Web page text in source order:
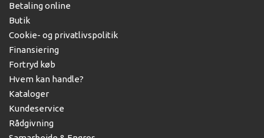
Betaling online
Butik
Cookie- og privatlivspolitik
Finansiering
Fortryd køb
Hvem kan handle?
Kataloger
Kundeservice
Rådgivning